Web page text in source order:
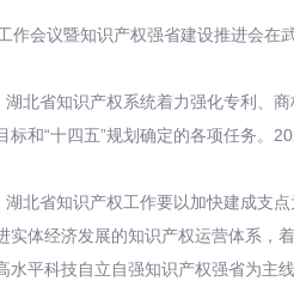
作会议暨知识产权强省建设推进会在
湖北省知识产权系统着力强化专利、
标和“十四五”规划确定的各项任务。
湖北省知识产权工作要以加快建成支
实体经济发展的知识产权运营体系，
水平科技自立自强知识产权强省为主